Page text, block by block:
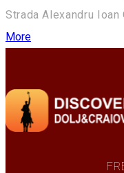
Strada Alexandru Ioan
More